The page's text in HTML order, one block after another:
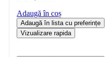
Adaugă în coș
Adaugă în lista cu preferințe
Vizualizare rapida